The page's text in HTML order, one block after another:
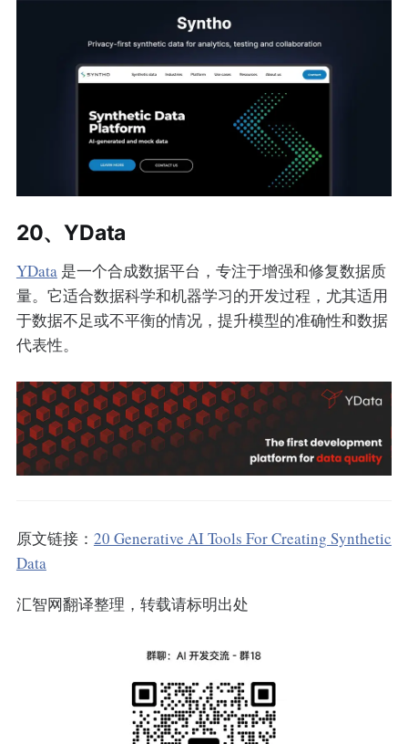
20、YData
YData是一个合成数据平台，专注于增强和修复数据质
量。它适合数据科学和机器学习的开发过程，尤其适用
于数据不足或不平衡的情况，提升模型的准确性和数据
代表性。
原文链接： 20 Generative AI Tools For Creating Synthetic
Data
汇智网翻译整理，转载请标明出处